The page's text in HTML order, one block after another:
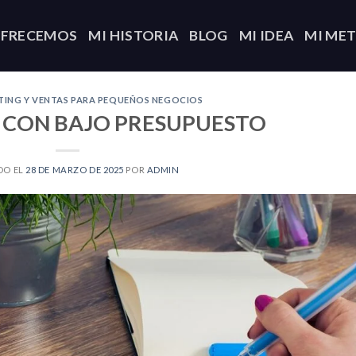
MI HISTORIA BLOG MI IDEA MI
Y VENTAS PARA PEQUEÑOS NEGOCIOS
BAJO PRESUPUESTO
EL 28 DE MARZO DE 2025 POR ADMIN